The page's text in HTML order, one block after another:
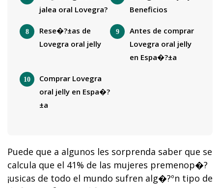
jalea oral Lovegra?
Beneficios
Rese�?±as de
Lovegra oral jelly
Antes de comprar
Lovegra oral jelly
en Espa�?±a
Comprar Lovegra
oral jelly en Espa�?
±a
Puede que a algunos les sorprenda saber que se
calcula que el 41% de las mujeres premenop�?
¡usicas de todo el mundo sufren alg�?ºn tipo de